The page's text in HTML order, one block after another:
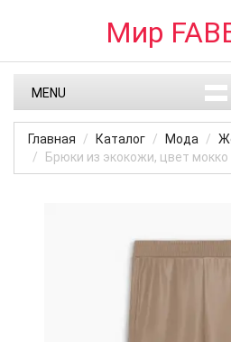
Мир
MENU
Главная Каталог Мода
Брюки из экокожи, цвет мокко